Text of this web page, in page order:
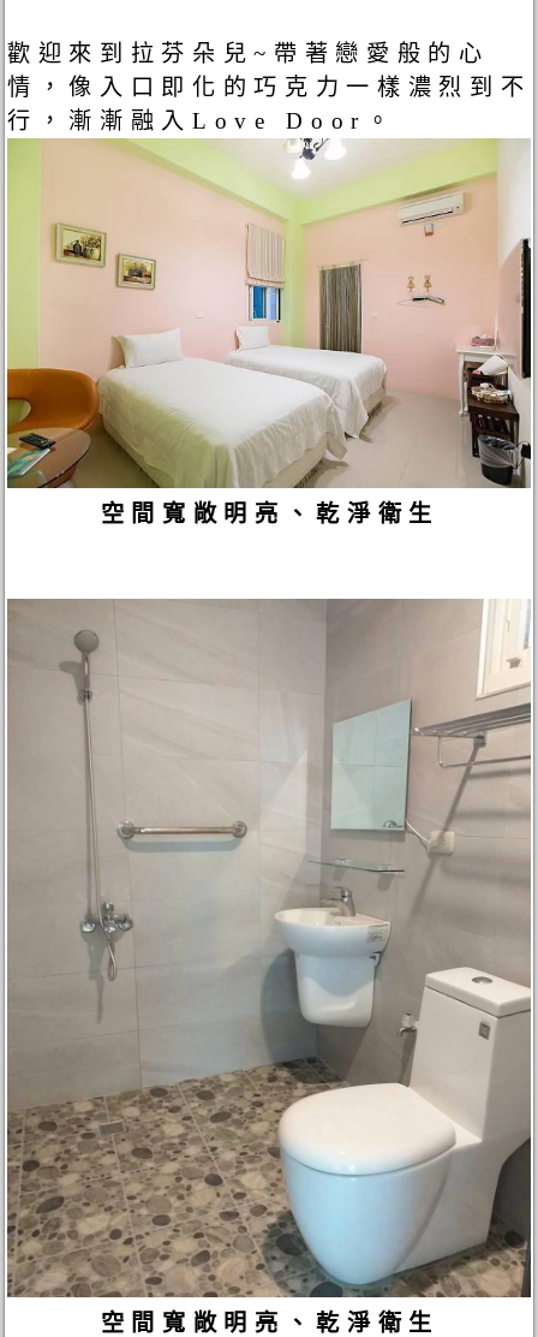
歡迎來到拉芬朵兒~帶著戀愛般的心
情，像入口即化的巧克力一樣濃烈到不
行，漸漸融入Love Door。
空間寬敞明亮、乾淨衛生
空間寬敞明亮、乾淨衛生